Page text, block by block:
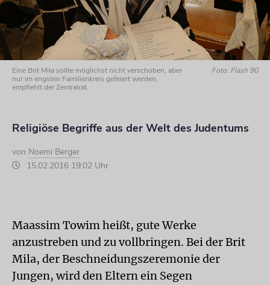
Eine Brit Mila sollte möglichst nicht verschoben, aber
nur im engsten Familienkreis gefeiert werden,
empfiehlt der Zentralrat.
Foto: Flash 90
Religiöse Begriffe aus der Welt des Judentums
von Noemi Berger
15.02.2016 19:02 Uhr
Maassim Towim heißt, gute Werke
anzustreben und zu vollbringen. Bei der Brit
Mila, der Beschneidungszeremonie der
Jungen, wird den Eltern ein Segen